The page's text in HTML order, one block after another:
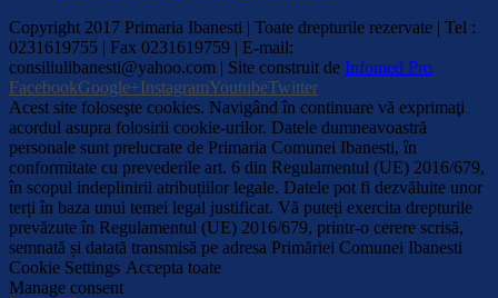
Copyright 2017 Primaria Ibanesti | Toate drepturile rezervate | Tel :
0231619755 | Fax 0231619759 | E-mail:
consiliulibanesti@yahoo.com | Site construit de Infomed Pro
FacebookGoogle+InstagramYoutubeTwitter
Acest site foloseşte cookies. Navigând în continuare vă exprimaţi
acordul asupra folosirii cookie-urilor. Datele dumneavoastră
personale sunt prelucrate de Primaria Comunei Ibanesti, în
conformitate cu prevederile art. 6 din Regulamentul (UE) 2016/679,
în scopul indeplinirii atribuțiilor legale. Datele pot fi dezvăluite unor
terți în baza unui temei legal justificat. Vă puteți exercita drepturile
prevăzute în Regulamentul (UE) 2016/679, printr-o cerere scrisă,
semnată și datată transmisă pe adresa Primăriei Comunei Ibanesti
Cookie Settings Accepta toate
Manage consent